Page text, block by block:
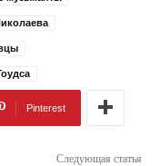
Pinterest
Следующая статья